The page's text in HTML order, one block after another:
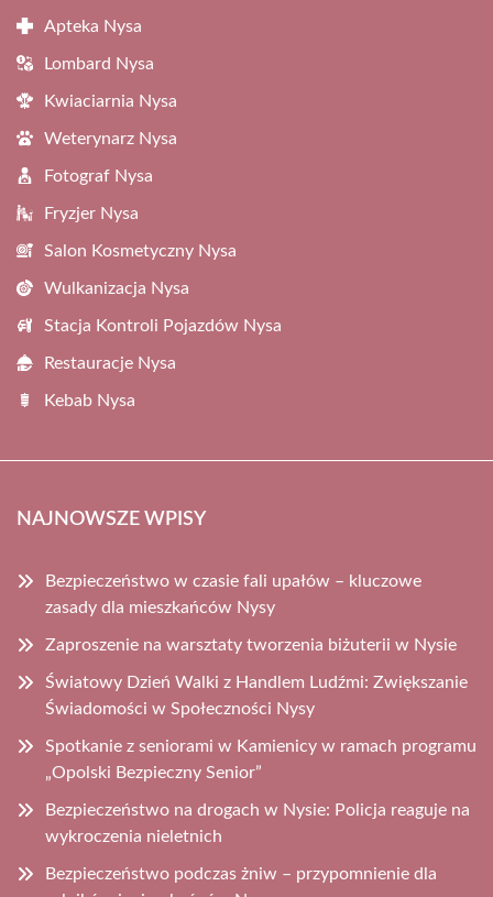
Apteka Nysa
Lombard Nysa
Kwiaciarnia Nysa
Weterynarz Nysa
Fotograf Nysa
Fryzjer Nysa
Salon Kosmetyczny Nysa
Wulkanizacja Nysa
Stacja Kontroli Pojazdów Nysa
Restauracje Nysa
Kebab Nysa
NAJNOWSZE WPISY
Bezpieczeństwo w czasie fali upałów – kluczowe
zasady dla mieszkańców Nysy
Zaproszenie na warsztaty tworzenia biżuterii w Nysie
Światowy Dzień Walki z Handlem Ludźmi: Zwiększanie
Świadomości w Społeczności Nysy
Spotkanie z seniorami w Kamienicy w ramach programu
„Opolski Bezpieczny Senior”
Bezpieczeństwo na drogach w Nysie: Policja reaguje na
wykroczenia nieletnich
Bezpieczeństwo podczas żniw – przypomnienie dla